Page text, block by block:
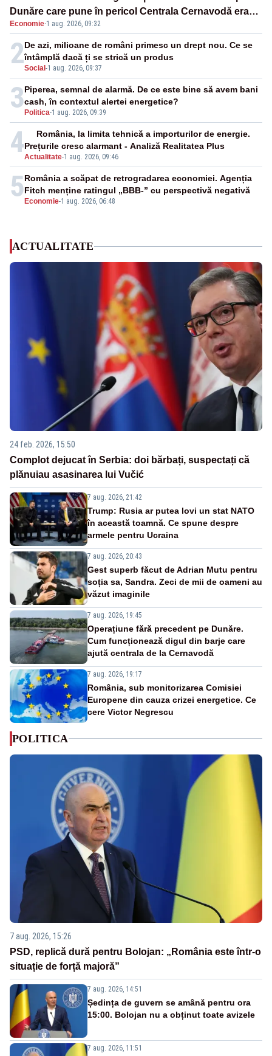
Dunăre care pune în pericol Centrala Cernavodă era
cunoscută de pe vremea lui Ceaușescu
Economie·1 aug. 2026, 09:32
2Social -1 aug. 2026, 09:37
De azi, milioane de români primesc un drept nou. Ce se
întâmplă dacă ți se strică un produs
3 Politica-1 aug. 2026, 09:39
Piperea, semnal de alarmă. De ce este bine să avem bani
cash, în contextul alertei energetice?
4Actualitate-1 aug. 2026, 09:46
România, la limita tehnică a importurilor de energie.
Prețurile cresc alarmant - Analiză Realitatea Plus
5 Economie-1 aug. 2026, 06:48
România a scăpat de retrogradarea economiei. Agenția
Fitch menține ratingul „BBB-” cu perspectivă negativă
ACTUALITATE
24 feb. 2026, 15:50
Complot dejucat în Serbia: doi bărbați, suspectați că
plănuiau asasinarea lui Vučić
7 aug. 2026, 21:42
Trump: Rusia ar putea lovi un stat NATO
în această toamnă. Ce spune despre
armele pentru Ucraina
7 aug. 2026, 20:43
Gest superb făcut de Adrian Mutu pentru
soția sa, Sandra. Zeci de mii de oameni au
văzut imaginile
7 aug. 2026, 19:45
Operațiune fără precedent pe Dunăre.
Cum funcționează digul din barje care
ajută centrala de la Cernavodă
7 aug. 2026, 19:17
România, sub monitorizarea Comisiei
Europene din cauza crizei energetice. Ce
cere Victor Negrescu
POLITICA
7 aug. 2026, 15:26
PSD, replică dură pentru Bolojan: „România este într-o
situație de forță majoră”
7 aug. 2026, 14:51
Ședința de guvern se amână pentru ora
15:00. Bolojan nu a obținut toate avizele
7 aug. 2026, 11:51